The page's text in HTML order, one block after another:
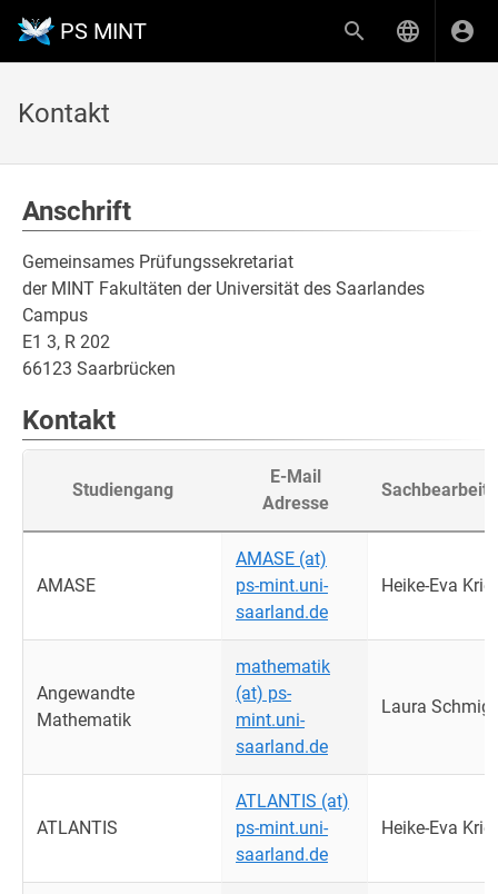
PS MINT
Kontakt
Anschrift
Gemeinsames Prüfungssekretariat
der MINT Fakultäten der Universität des Saarlandes
Campus
E1 3, R 202
66123 Saarbrücken
Kontakt
Studiengang
E-Mail
Adresse
AMASE
AMASE (at)
ps-mint.uni-
saarland.de
Heike-Eva
Angewandte
Mathematik
mathematik
(at) ps-
mint.uni-
saarland.de
Laura
ATLANTIS
ATLANTIS (at)
ps-mint.uni-
saarland.de
Heike-Eva